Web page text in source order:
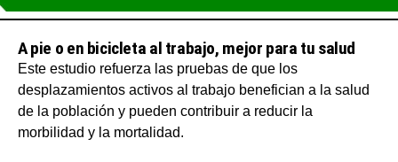
A pie o en bicicleta al trabajo, mejor para tu salud
Este estudio refuerza las pruebas de que los
desplazamientos activos al trabajo benefician a la salud
de la población y pueden contribuir a reducir la
morbilidad y la mortalidad.